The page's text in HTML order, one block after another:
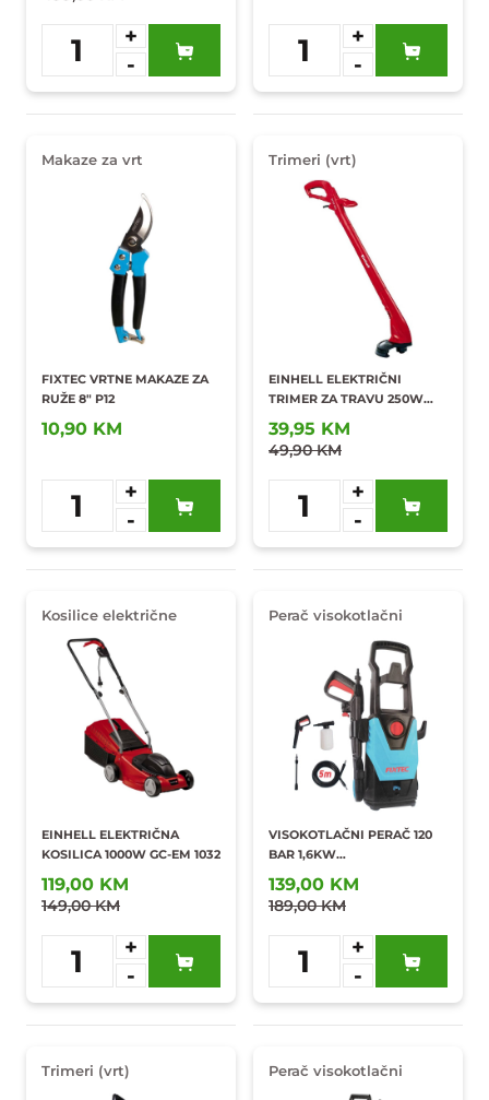
1
+
-
Dodaj u
omiljene
1
+
-
Dodaj u
omiljene
Makaze za vrt
FIXTEC VRTNE MAKAZE ZA
RUŽE 8" P12
10,90 KM
1
+
-
Dodaj u
omiljene
Trimeri (vrt)
EINHELL ELEKTRIČNI
TRIMER ZA TRAVU 250W
GC-ET 2522
39,95 KM
49,90 KM
1
+
-
Dodaj u
omiljene
Kosilice električne
EINHELL ELEKTRIČNA
KOSILICA 1000W GC-EM 1032
119,00 KM
149,00 KM
1
+
-
Dodaj u
omiljene
Perač visokotlačni
VISOKOTLAČNI PERAČ 120
BAR 1,6KW
FHPW1203/FHPW1202
139,00 KM
189,00 KM
1
+
-
Dodaj u
omiljene
Trimeri (vrt) Perač visokotlačni